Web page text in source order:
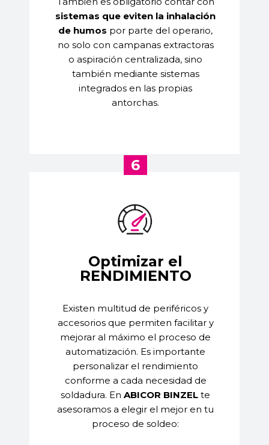
sistemas que eviten la inhalación
de humos por parte del operario,
no solo con campanas extractoras
o aspiración centralizada, sino
también mediante sistemas
integrados en las propias
antorchas.
6
Optimizar el
RENDIMIENTO
Existen multitud de periféricos y
accesorios que permiten facilitar y
mejorar al máximo el proceso de
automatización. Es importante
personalizar el rendimiento
conforme a cada necesidad de
soldadura. EnABICOR BINZEL te
asesoramos a elegir el mejor en tu
proceso de soldeo: